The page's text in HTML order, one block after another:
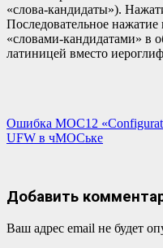
«слова-кандидаты»).
Последовательное
«словами-кандидатами» в
латиницей вместо
Навигация
по
Ошибка МОС12
UFW в чМОСьке
Добавить
Ваш адрес email не будет